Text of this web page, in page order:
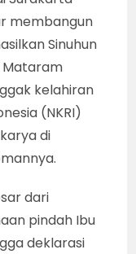
membangun
Sinuhun
Mataram
kelahiran
(NKRI)
di
dari
pindah Ibu
deklarasi